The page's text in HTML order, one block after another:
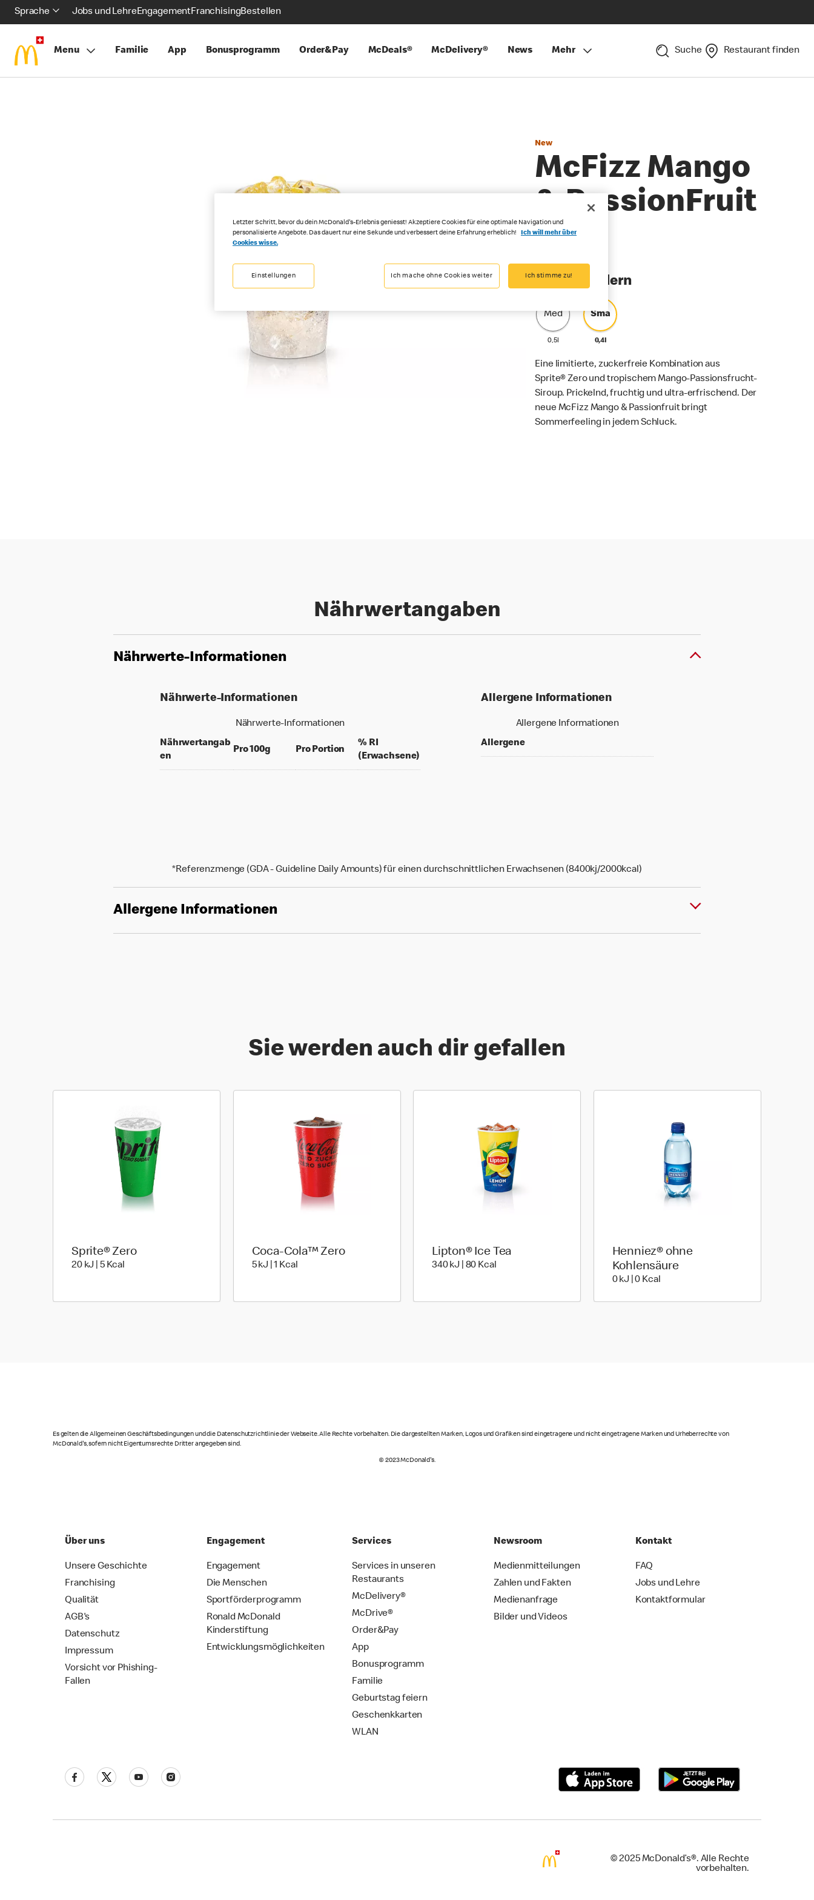
Sprache Jobs und LehreEngagementFranchisingBestellen
Menu Familie App Bonusprogramm Order&Pay McDeals® McDelivery® News Mehr Suche Restaurant finden
New
McFizz Mango
& PassionFruit
Grösse ändern
Med
0,5l
Sma
0,4l
Eine limitierte, zuckerfreie Kombination aus
Sprite® Zero und tropischem Mango-Passionsfrucht-
Siroup. Prickelnd, fruchtig und ultra-erfrischend. Der
neue McFizz Mango & Passionfruit bringt
Sommerfeeling in jedem Schluck.
Nährwertangaben
Nährwerte-Informationen
Nährwerte-Informationen
Nährwerte-Informationen
Nährwertangab
en
Pro 100gper 100 grams
Pro Portion per portion
% RI
(Erwachsene) % daily value for an adult
Allergene Informationen
Allergene Informationen
Allergene
*Referenzmenge (GDA - Guideline Daily Amounts) für einen durchschnittlichen Erwachsenen (8400kj/2000kcal)
Allergene Informationen
Sie werden auch dir gefallen
Sprite® Zero
20 kJ | 5 Kcal20 kiloJoule | 5 kilo calories
Coca-Cola™ Zero
5 kJ | 1 Kcal5 kiloJoule | 1 kilo calories
Lipton® Ice Tea
340 kJ | 80 Kcal340 kiloJoule | 80 kilo calories
Henniez® ohne
Kohlensäure
0 kJ | 0 Kcal0 kiloJoule | 0 kilo calories
Es gelten die Allgemeinen Geschäftsbedingungen und die Datenschutzrichtlinie der Webseite. Alle Rechte vorbehalten. Die dargestellten Marken, Logos und Grafiken sind eingetragene und nicht eingetragene Marken und Urheberrechte von
McDonald's, sofern nicht Eigentumsrechte Dritter angegeben sind.
© 2023 McDonald's.
Über uns
Unsere Geschichte
Franchising
Qualität
AGB's
Datenschutz
Impressum
Vorsicht vor Phishing-
Fallen
Engagement
Engagement
Die Menschen
Sportförderprogramm
Ronald McDonald
Kinderstiftung
Entwicklungsmöglichkeiten
Services
Services in unseren
Restaurants
McDelivery®
McDrive®
Order&Pay
App
Bonusprogramm
Familie
Geburtstag feiern
Geschenkkarten
WLAN
Newsroom
Medienmitteilungen
Zahlen und Fakten
Medienanfrage
Bilder und Videos
Kontakt
FAQ
Jobs und Lehre
Kontaktformular
© 2025 McDonald’s®. Alle Rechte
vorbehalten.
Letzter Schritt, bevor du dein McDonald's-Erlebnis geniesst! Akzeptiere Cookies für eine optimale Navigation und
personalisierte Angebote. Das dauert nur eine Sekunde und verbessert deine Erfahrung erheblich!
Ich will mehr über
Cookies wisse.
Einstellungen Ich mache ohne Cookies weiter Ich stimme zu!